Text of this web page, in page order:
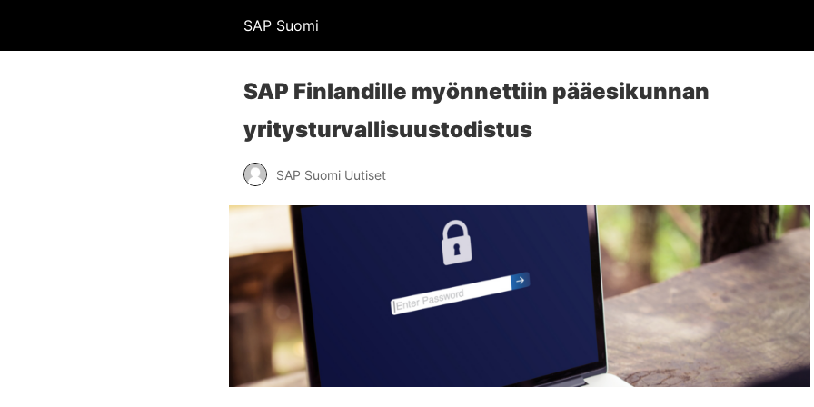
SAP Suomi
SAP Finlandille myönnettiin pääesikunnan
yritysturvallisuustodistus
SAP Suomi Uutiset